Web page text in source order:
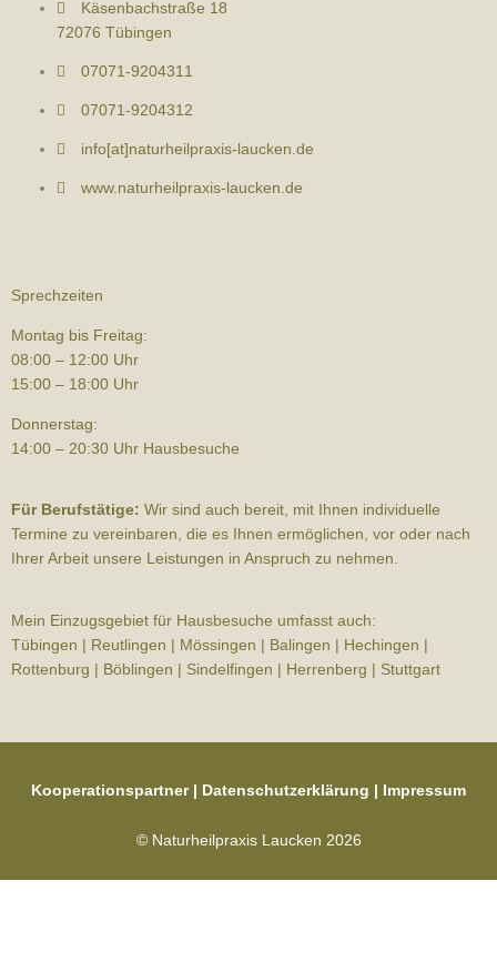
Käsenbachstraße 18
72076 Tübingen
07071-9204311
07071-9204312
info[at]naturheilpraxis-laucken.de
www.naturheilpraxis-laucken.de
Sprechzeiten
Montag bis Freitag:
08:00 – 12:00 Uhr
15:00 – 18:00 Uhr
Donnerstag:
14:00 – 20:30 Uhr Hausbesuche
Für Berufstätige: Wir sind auch bereit, mit Ihnen individuelle
Termine zu vereinbaren, die es Ihnen ermöglichen, vor oder nach
Ihrer Arbeit unsere Leistungen in Anspruch zu nehmen.
Mein Einzugsgebiet für Hausbesuche umfasst auch:
Tübingen | Reutlingen | Mössingen | Balingen | Hechingen |
Rottenburg | Böblingen | Sindelfingen | Herrenberg | Stuttgart
Kooperationspartner| Datenschutzerklärung Impressum
© Naturheilpraxis Laucken 2026